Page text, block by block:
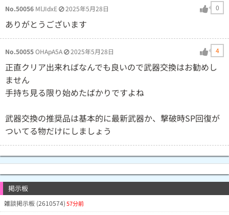
No.50056 MlJIdxE 2025年5月28日 0
ありがとうございます
No.50055OHApA5A 2025年5月28日 4
正直クリア出来ればなんでも良いので武器交換はお勧めし
ません
手持ち見る限り始めたばかりですよね
武器交換の推奨品は基本的に最新武器か、撃破時SP回復が
ついてる物だけにしましょう
掲示板
雑談掲示板 (2610574)57分前